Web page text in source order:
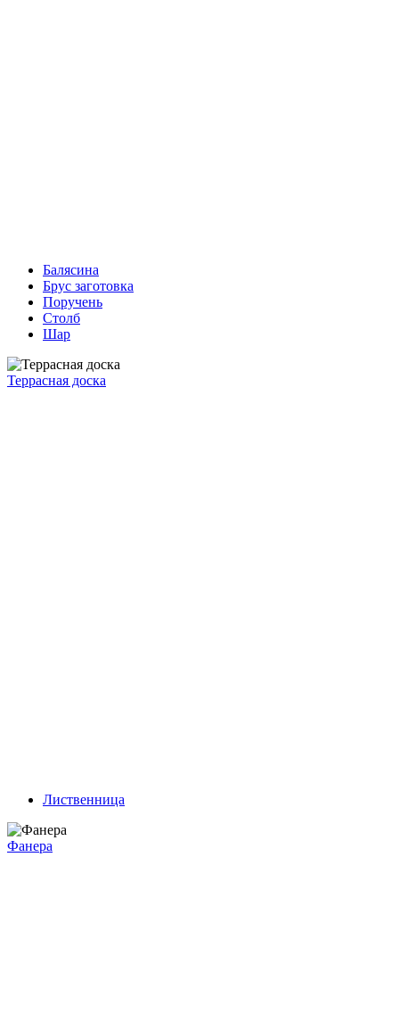
Балясина
Брус заготовка
Поручень
Столб
Шар
Террасная доска
Лиственница
Фанера